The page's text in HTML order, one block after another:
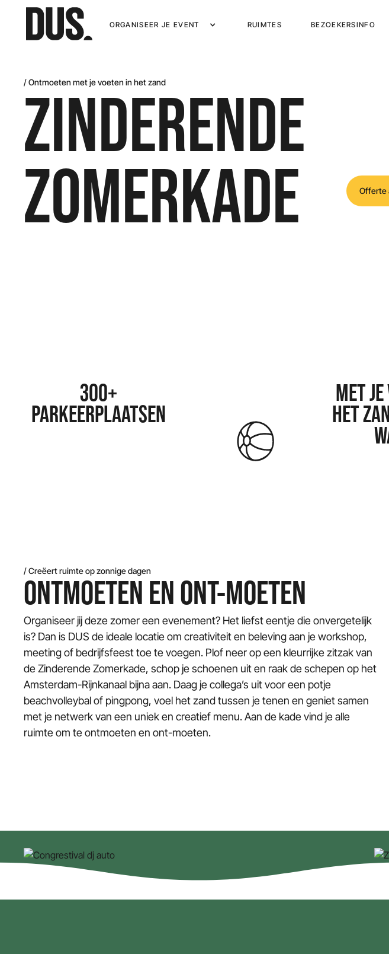
ORGANISEER JE EVENT RUIMTES BEZOEKERSINFO
/ Ontmoeten met je voeten in het zand
ZINDERENDE
ZOMERKADE
Offerte
300+
PARKEERPLAATSEN
MET
HET
/ Creëert ruimte op zonnige dagen
ONTMOETEN EN ONT-MOETEN
Organiseer jij deze zomer een evenement? Het liefst eentje die onvergetelijk
is? Dan is DUS de ideale locatie om creativiteit en beleving aan je workshop,
meeting of bedrijfsfeest toe te voegen. Plof neer op een kleurrijke zitzak van
de Zinderende Zomerkade, schop je schoenen uit en raak de schepen op het
Amsterdam-Rijnkanaal bijna aan. Daag je collega’s uit voor een potje
beachvolleybal of pingpong, voel het zand tussen je tenen en geniet samen
met je netwerk van een uniek en creatief menu. Aan de kade vind je alle
ruimte om te ontmoeten en ont-moeten.